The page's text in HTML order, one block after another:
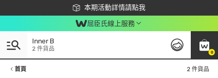
本期活動詳情請點我
下載app最高回饋$350
屈臣氏線上服務
0
Inner B
2 件貨品
首頁 2 件貨品